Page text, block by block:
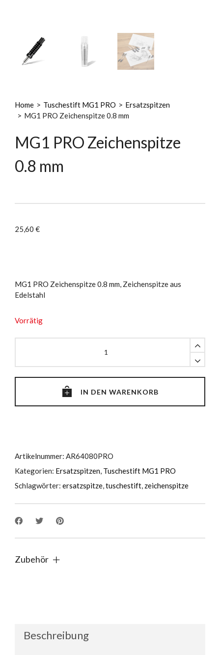
Home > Tuschestift MG1 PRO > Ersatzspitzen
> MG1 PRO Zeichenspitze 0.8 mm
MG1 PRO Zeichenspitze
0.8 mm
25,60 €
MG1 PRO Zeichenspitze 0.8 mm, Zeichenspitze aus
Edelstahl
Vorrätig
Zeichenspitze
0.8
IN DEN WARENKORB
Artikelnummer: AR64080PRO
Kategorien: Ersatzspitzen, Tuschestift MG1 PRO
Schlagwörter: ersatzspitze,tuschestift, zeichenspitze
Zubehör
Beschreibung